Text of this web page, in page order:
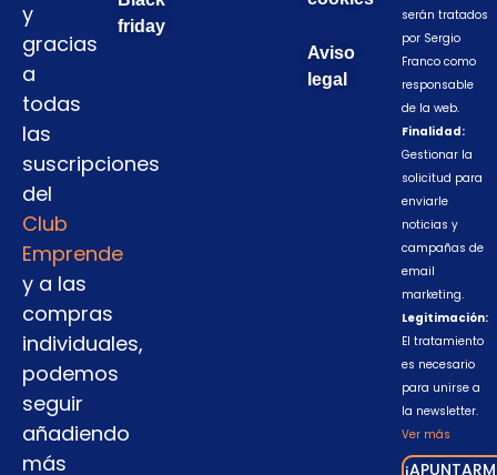
y
gracias
a
todas
las
suscripciones
del
Club
Emprende
y a las
compras
individuales,
podemos
seguir
añadiendo
más
friday
Aviso
legal
serán tratados
por Sergio
Franco como
responsable
de la web.
Finalidad:
Gestionar la
solicitud para
enviarle
noticias y
campañas de
email
marketing.
Legitimación:
El tratamiento
es necesario
para unirse a
la newsletter.
Ver más